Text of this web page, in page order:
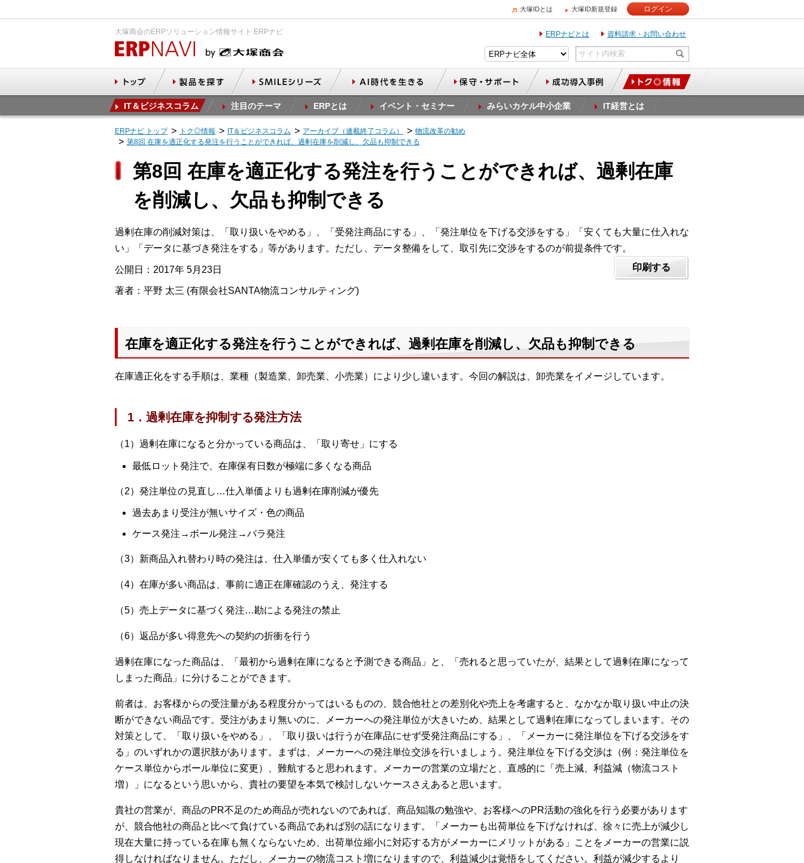
大塚IDとは 大塚ID新規登録 ログイン
大塚商会のERPソリューション情報サイト ERPナビ ERPナビとは 資料請求・お問い合わせ
IT＆ビジネスコラム 注目のテーマ ERPとは イベント・セミナー みらいカケル中小企業 IT経営とは
ERPナビ トップ トク◎情報 IT＆ビジネスコラム アーカイブ（連載終了コラム）
物流改革の勧め
第8回 在庫を適正化する発注を行うことができれば、過剰在庫を削減し、欠品も抑制できる
第8回 在庫を適正化する発注を行うことができれば、過剰在庫
を削減し、欠品も抑制できる
過剰在庫の削減対策は、「取り扱いをやめる」、「受発注商品にする」、「発注単位を下げる交渉をする」「安くても大量に仕入れな
い」「データに基づき発注をする」等があります。ただし、データ整備をして、取引先に交渉をするのが前提条件です。
公開日：2017年 5月23日
著者：平野 太三 (有限会社SANTA物流コンサルティング)
印刷する
在庫を適正化する発注を行うことができれば、過剰在庫を削減し、欠品も抑制できる
在庫適正化をする手順は、業種（製造業、卸売業、小売業）により少し違います。今回の解説は、卸売業をイメージしています。
1．過剰在庫を抑制する発注方法
（1）過剰在庫になると分かっている商品は、「取り寄せ」にする
最低ロット発注で、在庫保有日数が極端に多くなる商品
（2）発注単位の見直し…仕入単価よりも過剰在庫削減が優先
過去あまり受注が無いサイズ・色の商品
ケース発注→ボール発注→バラ発注
（3）新商品入れ替わり時の発注は、仕入単価が安くても多く仕入れない
（4）在庫が多い商品は、事前に適正在庫確認のうえ、発注する
（5）売上データに基づく発注…勘による発注の禁止
（6）返品が多い得意先への契約の折衝を行う
過剰在庫になった商品は、「最初から過剰在庫になると予測できる商品」と、「売れると思っていたが、結果として過剰在庫になって
しまった商品」に分けることができます。
前者は、お客様からの受注量がある程度分かってはいるものの、競合他社との差別化や売上を考慮すると、なかなか取り扱い中止の決
断ができない商品です。受注があまり無いのに、メーカーへの発注単位が大きいため、結果として過剰在庫になってしまいます。その
対策として、「取り扱いをやめる」、「取り扱いは行うが在庫品にせず受発注商品にする」、「メーカーに発注単位を下げる交渉をす
る」のいずれかの選択肢があります。まずは、メーカーへの発注単位交渉を行いましょう。発注単位を下げる交渉は（例：発注単位を
ケース単位からボール単位に変更）、難航すると思われます。メーカーの営業の立場だと、直感的に「売上減、利益減（物流コスト
増）」になるという思いから、貴社の要望を本気で検討しないケースさえあると思います。
貴社の営業が、商品のPR不足のため商品が売れないのであれば、商品知識の勉強や、お客様へのPR活動の強化を行う必要があります
が、競合他社の商品と比べて負けている商品であれば別の話になります。「メーカーも出荷単位を下げなければ、徐々に売上が減少し
現在大量に持っている在庫も無くならないため、出荷単位縮小に対応する方がメーカーにメリットがある」ことをメーカーの営業に説
得しなければなりません。ただし、メーカーの物流コスト増になりますので、利益減少は覚悟をしてください。利益が減少するより